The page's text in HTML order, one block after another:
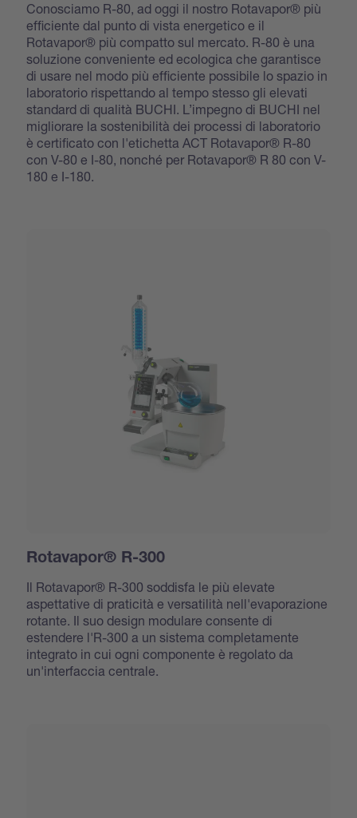
Conosciamo R-80, ad oggi il nostro Rotavapor® più
efficiente dal punto di vista energetico e il
Rotavapor® più compatto sul mercato. R-80 è una
soluzione conveniente ed ecologica che garantisce
di usare nel modo più efficiente possibile lo spazio in
laboratorio rispettando al tempo stesso gli elevati
standard di qualità BUCHI. L’impegno di BUCHI nel
migliorare la sostenibilità dei processi di laboratorio
è certificato con l'etichetta ACT Rotavapor® R-80
con V-80 e I-80, nonché per Rotavapor® R 80 con V-
180 e I-180.
Rotavapor® R-300
Il Rotavapor® R-300 soddisfa le più elevate
aspettative di praticità e versatilità nell'evaporazione
rotante. Il suo design modulare consente di
estendere l'R-300 a un sistema completamente
integrato in cui ogni componente è regolato da
un'interfaccia centrale.